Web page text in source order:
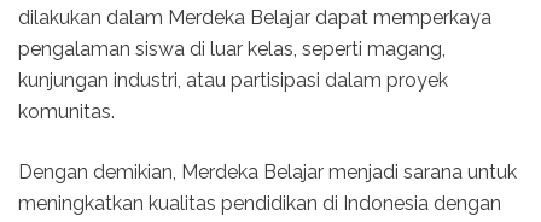
dilakukan dalam Merdeka Belajar dapat memperkaya
pengalaman siswa di luar kelas, seperti magang,
kunjungan industri, atau partisipasi dalam proyek
komunitas.
Dengan demikian, Merdeka Belajar menjadi sarana untuk
meningkatkan kualitas pendidikan di Indonesia dengan